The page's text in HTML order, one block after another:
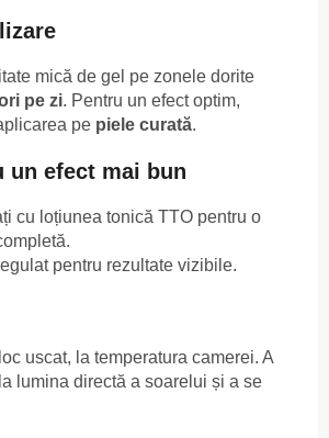
mică de gel pe zonele dorite
pe zi. Pentru un efect optim,
pe piele curată.
un efect mai bun
cu loțiunea tonică TTO pentru o
pentru rezultate vizibile.
uscat, la temperatura camerei. A
lumina directă a soarelui și a se